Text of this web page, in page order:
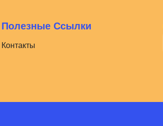
Полезные Ссылки
Контакты